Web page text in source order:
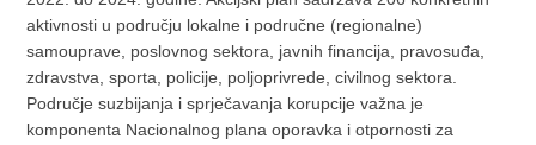
aktivnosti u području lokalne i područne (regionalne)
samouprave, poslovnog sektora, javnih financija, pravosuđa,
zdravstva, sporta, policije, poljoprivrede, civilnog sektora.
Područje suzbijanja i sprječavanja korupcije važna je
komponenta Nacionalnog plana oporavka i otpornosti za